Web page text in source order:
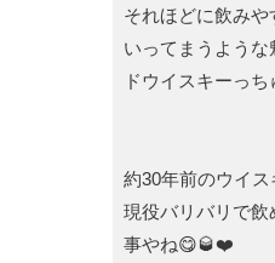
それほどに飲み
いってまうよう
ドウイスキーっち
約30年前のウイ
現役バリバリで
事やね😋🥃❤️